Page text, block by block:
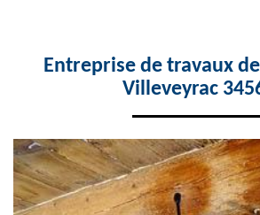
Entreprise de travaux
Villeveyrac